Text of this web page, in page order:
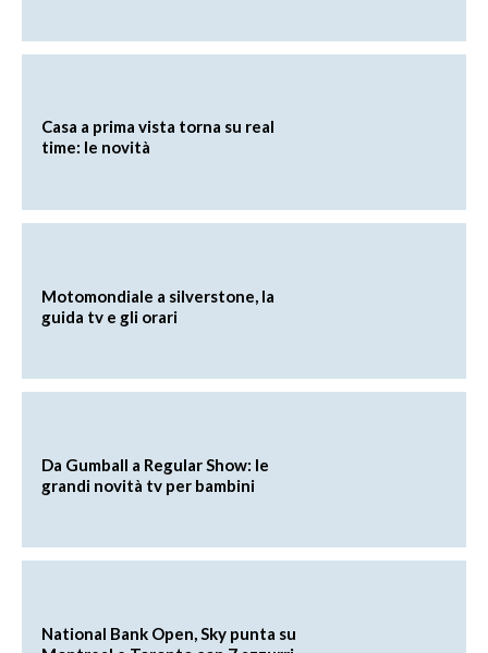
Casa a prima vista torna su real
time: le novità
Motomondiale a silverstone, la
guida tv e gli orari
Da Gumball a Regular Show: le
grandi novità tv per bambini
National Bank Open, Sky punta su